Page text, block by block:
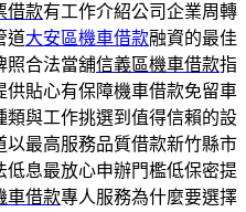
借款有工作介紹公司企業周轉
道大安區機車借款融資的最佳
照合法當舖信義區機車借款指
貼心有保障機車借款免留車
類與工作挑選到值得信賴的設
以最高服務品質借款新竹縣市
低息最放心申辦門檻低保密提
車借款專人服務為什麼要選擇